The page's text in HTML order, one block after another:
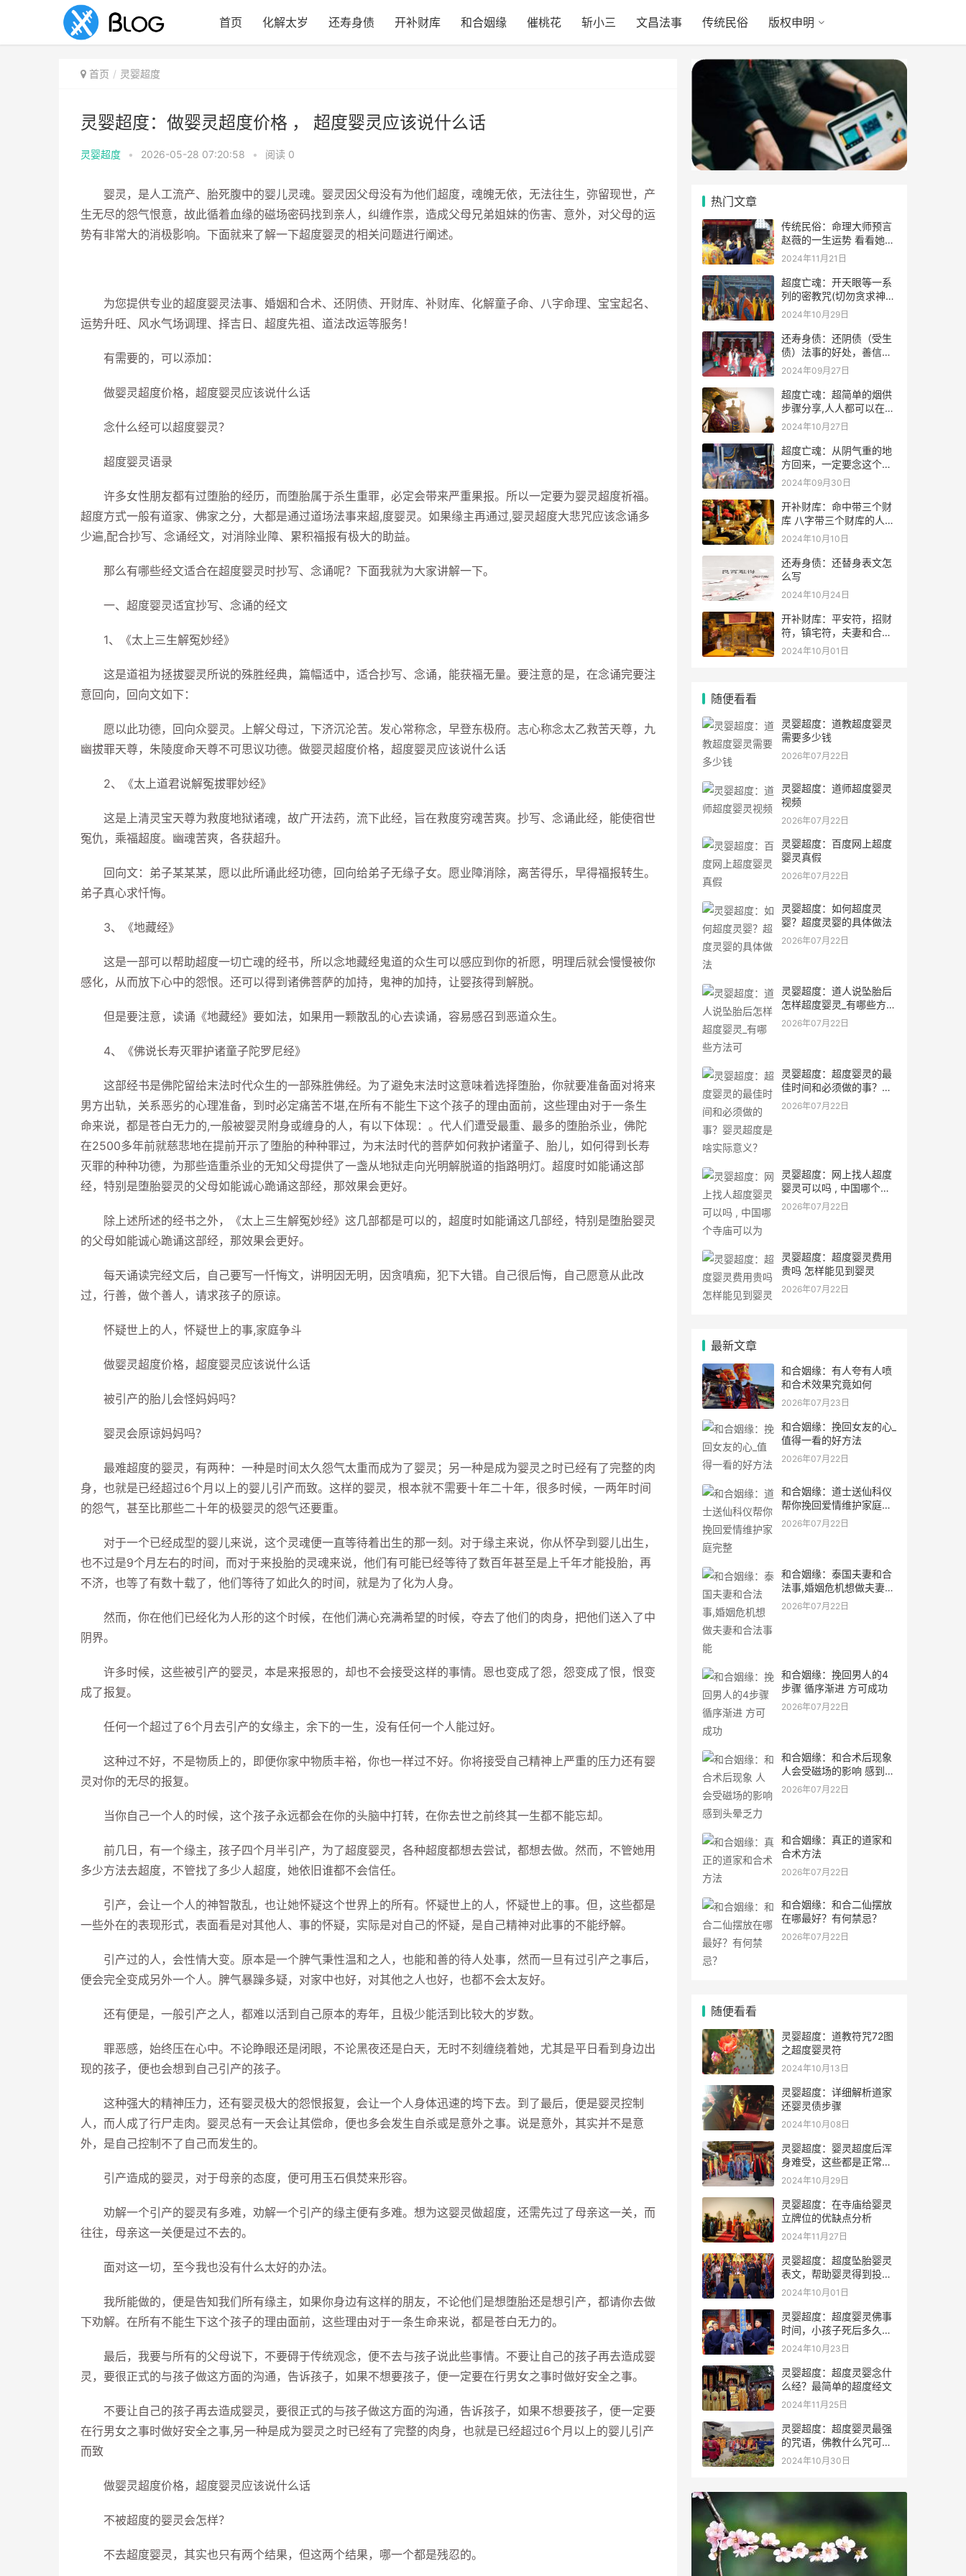
首页 化解太岁 还寿身债 开补财库 和合姻缘 催桃花 斩小三 文昌法事 传统民俗 版权申明
首页 灵婴超度
灵婴超度：做婴灵超度价格 ， 超度婴灵应该说什么话
灵婴超度 • 2026-05-28 07:20:58 • 阅读 0
婴灵，是人工流产、胎死腹中的婴儿灵魂。婴灵因父母没有为他们超度，魂魄无依，无法往生，弥留现世，产
生无尽的怨气恨意，故此循着血缘的磁场密码找到亲人，纠缠作祟，造成父母兄弟姐妹的伤害、意外，对父母的运
势有非常大的消极影响。下面就来了解一下超度婴灵的相关问题进行阐述。
为您提供专业的超度婴灵法事、婚姻和合术、还阴债、开财库、补财库、化解童子命、八字命理、宝宝起名、
运势升旺、风水气场调理、择吉日、超度先祖、道法改运等服务！
有需要的，可以添加：
做婴灵超度价格，超度婴灵应该说什么话
念什么经可以超度婴灵？
超度婴灵语录
许多女性朋友都有过堕胎的经历，而堕胎属于杀生重罪，必定会带来严重果报。所以一定要为婴灵超度祈福。
超度方式一般有道家、佛家之分，大都是通过道场法事来超,度婴灵。如果缘主再通过,婴灵超度大悲咒应该念诵多
少遍,配合抄写、念诵经文，对消除业障、累积福报有极大的助益。
那么有哪些经文适合在超度婴灵时抄写、念诵呢？下面我就为大家讲解一下。
一、超度婴灵适宜抄写、念诵的经文
1、《太上三生解冤妙经》
这是道祖为拯拔婴灵所说的殊胜经典，篇幅适中，适合抄写、念诵，能获福无量。要注意的是，在念诵完要注
意回向，回向文如下：
愿以此功德，回向众婴灵。上解父母过，下济沉沦苦。发心常称念，早登东极府。志心称念太乙救苦天尊，九
幽拔罪天尊，朱陵度命天尊不可思议功德。做婴灵超度价格，超度婴灵应该说什么话
2、《太上道君说解冤拔罪妙经》
这是上清灵宝天尊为救度地狱诸魂，故广开法药，流下此经，旨在救度穷魂苦爽。抄写、念诵此经，能使宿世
冤仇，乘福超度。幽魂苦爽，各获超升。
回向文：弟子某某某，愿以此所诵此经功德，回向给弟子无缘子女。愿业障消除，离苦得乐，早得福报转生。
弟子真心求忏悔。
3、《地藏经》
这是一部可以帮助超度一切亡魂的经书，所以念地藏经鬼道的众生可以感应到你的祈愿，明理后就会慢慢被你
感化，从而放下心中的怨恨。还可以得到诸佛菩萨的加持，鬼神的加持，让婴孩得到解脱。
但是要注意，读诵《地藏经》要如法，如果用一颗散乱的心去读诵，容易感召到恶道众生。
4、《佛说长寿灭罪护诸童子陀罗尼经》
这部经书是佛陀留给末法时代众生的一部殊胜佛经。为了避免末法时这意味着选择堕胎，你就要准备面对将来
男方出轨，关系恶劣的心理准备，到时必定痛苦不堪,在所有不能生下这个孩子的理由面前，这些理由对于一条生
命来说，都是苍白无力的,一般被婴灵附身或缠身的人，有以下体现：。代人们遭受最重、最多的堕胎杀业，佛陀
在2500多年前就慈悲地在提前开示了堕胎的种种罪过，为末法时代的菩萨如何救护诸童子、胎儿，如何得到长寿
灭罪的种种功德，为那些造重杀业的无知父母提供了一盏从地狱走向光明解脱道的指路明灯。超度时如能诵这部
经，特别是堕胎婴灵的父母如能诚心跪诵这部经，那效果会更好。
除上述所述的经书之外，《太上三生解冤妙经》这几部都是可以的，超度时如能诵这几部经，特别是堕胎婴灵
的父母如能诚心跪诵这部经，那效果会更好。
每天诵读完经文后，自己要写一忏悔文，讲明因无明，因贪嗔痴，犯下大错。自己很后悔，自己愿意从此改
过，行善，做个善人，请求孩子的原谅。
怀疑世上的人，怀疑世上的事,家庭争斗
做婴灵超度价格，超度婴灵应该说什么话
被引产的胎儿会怪妈妈吗？
婴灵会原谅妈妈吗？
最难超度的婴灵，有两种：一种是时间太久怨气太重而成为了婴灵；另一种是成为婴灵之时已经有了完整的肉
身，也就是已经超过6个月以上的婴儿引产而致。这样的婴灵，根本就不需要十年二十年，很多时候，一两年时间
的怨气，甚至比那些二十年的极婴灵的怨气还要重。
对于一个已经成型的婴儿来说，这个灵魂便一直等待着出生的那一刻。对于缘主来说，你从怀孕到婴儿出生，
也不过是9个月左右的时间，而对于来投胎的灵魂来说，他们有可能已经等待了数百年甚至是上千年才能投胎，再
不济，也等了有数十载了，他们等待了如此久的时间，就是为了化为人身。
然而，你在他们已经化为人形的这个时候，在他们满心充满希望的时候，夺去了他们的肉身，把他们送入了中
阴界。
许多时候，这些被引产的婴灵，本是来报恩的，却也不会接受这样的事情。恩也变成了怨，怨变成了恨，恨变
成了报复。
任何一个超过了6个月去引产的女缘主，余下的一生，没有任何一个人能过好。
这种过不好，不是物质上的，即便你家中物质丰裕，你也一样过不好。你将接受自己精神上严重的压力还有婴
灵对你的无尽的报复。
当你自己一个人的时候，这个孩子永远都会在你的头脑中打转，在你去世之前终其一生都不能忘却。
前几日，有一个缘主，孩子四个月半引产，为了超度婴灵，各种超度都想去尝试，都想去做。然而，不管她用
多少方法去超度，不管找了多少人超度，她依旧谁都不会信任。
引产，会让一个人的神智散乱，也让她怀疑这个世界上的所有。怀疑世上的人，怀疑世上的事。但，这些都是
一些外在的表现形式，表面看是对其他人、事的怀疑，实际是对自己的怀疑，是自己精神对此事的不能纾解。
引产过的人，会性情大变。原本是一个脾气秉性温和之人，也能和善的待人处事，然而一旦有过引产之事后，
便会完全变成另外一个人。脾气暴躁多疑，对家中也好，对其他之人也好，也都不会太友好。
还有便是，一般引产之人，都难以活到自己原本的寿年，且极少能活到比较大的岁数。
罪恶感，始终压在心中。不论睁眼还是闭眼，不论黑夜还是白天，无时不刻缠绕着她，尤其是平日看到身边出
现的孩子，便也会想到自己引产的孩子。
这种强大的精神压力，还有婴灵极大的怨恨报复，会让一个人身体迅速的垮下去。到了最后，便是婴灵控制
人，而人成了行尸走肉。婴灵总有一天会让其偿命，便也多会发生自杀或是意外之事。说是意外，其实并不是意
外，是自己控制不了自己而发生的。
引产造成的婴灵，对于母亲的态度，便可用玉石俱焚来形容。
劝解一个引产的婴灵有多难，劝解一个引产的缘主便有多难。想为这婴灵做超度，还需先过了母亲这一关，而
往往，母亲这一关便是过不去的。
面对这一切，至今我也没有什么太好的办法。
我所能做的，便是告知我们所有缘主，如果你身边有这样的朋友，不论他们是想堕胎还是想引产，都请你去做
下劝解。在所有不能生下这个孩子的理由面前，这些理由对于一条生命来说，都是苍白无力的。
最后，我要与所有的父母说下，不要碍于传统观念，便不去与孩子说此些事情。不要让自己的孩子再去造成婴
灵，要很正式的与孩子做这方面的沟通，告诉孩子，如果不想要孩子，便一定要在行男女之事时做好安全之事。
不要让自己的孩子再去造成婴灵，要很正式的与孩子做这方面的沟通，告诉孩子，如果不想要孩子，便一定要
在行男女之事时做好安全之事,另一种是成为婴灵之时已经有了完整的肉身，也就是已经超过6个月以上的婴儿引产
而致
做婴灵超度价格，超度婴灵应该说什么话
不被超度的婴灵会怎样？
不去超度婴灵，其实也只有两个结果，但这两个结果，哪一个都是残忍的。
热门文章
传统民俗：命理大师预言
赵薇的一生运势 看看她的
表示
2024年11月21日
超度亡魂：开天眼等一系
列的密教咒(切勿贪求神
通)
2024年10月29日
还寿身债：还阴债（受生
债）法事的好处，善信必
看！
2024年09月27日
超度亡魂：超简单的烟供
步骤分享,人人都可以在家
做烟供
2024年10月27日
超度亡魂：从阴气重的地
方回来，一定要念这个
咒！
2024年09月30日
开补财库：命中带三个财
库 八字带三个财库的人是
不是很有钱？
2024年10月10日
还寿身债：还替身表文怎
么写
2024年10月24日
开补财库：平安符，招财
符，镇宅符，夫妻和合符.
灵符符咒.
2024年10月01日
随便看看
灵婴超度：道教超度婴灵
需要多少钱
2026年07月22日
灵婴超度：道师超度婴灵
视频
2026年07月22日
灵婴超度：百度网上超度
婴灵真假
2026年07月22日
灵婴超度：如何超度灵
婴？超度灵婴的具体做法
2026年07月22日
灵婴超度：道人说坠胎后
怎样超度婴灵_有哪些方法
可
2026年07月22日
灵婴超度：超度婴灵的最
佳时间和必须做的事？婴
灵超度是啥实际意义？
2026年07月22日
灵婴超度：网上找人超度
婴灵可以吗 , 中国哪个寺
庙可以为
2026年07月22日
灵婴超度：超度婴灵费用
贵吗 怎样能见到婴灵
2026年07月22日
最新文章
和合姻缘：有人夸有人喷
和合术效果究竟如何
2026年07月23日
和合姻缘：挽回女友的心_
值得一看的好方法
2026年07月22日
和合姻缘：道士送仙科仪
帮你挽回爱情维护家庭完
整
2026年07月22日
和合姻缘：泰国夫妻和合
法事,婚姻危机想做夫妻和
合法事能
2026年07月22日
和合姻缘：挽回男人的4
步骤 循序渐进 方可成功
2026年07月22日
和合姻缘：和合术后现象
人会受磁场的影响 感到头
晕乏力
2026年07月22日
和合姻缘：真正的道家和
合术方法
2026年07月22日
和合姻缘：和合二仙摆放
在哪最好？有何禁忌？
2026年07月22日
随便看看
灵婴超度：道教符咒72图
之超度婴灵符
2024年10月13日
灵婴超度：详细解析道家
还婴灵债步骤
2024年10月08日
灵婴超度：婴灵超度后浑
身难受，这些都是正常的
表现，代表孩子得到解脱
2024年10月29日
灵婴超度：在寺庙给婴灵
立牌位的优缺点分析
2024年11月27日
灵婴超度：超度坠胎婴灵
表文，帮助婴灵得到投胎
转世
2024年10月01日
灵婴超度：超度婴灵佛事
时间，小孩子死后多久会
投胎
2024年10月23日
灵婴超度：超度灵婴念什
么经？最简单的超度经文
2024年11月25日
灵婴超度：超度婴灵最强
的咒语，佛教什么咒可以
驱鬼
2024年10月30日